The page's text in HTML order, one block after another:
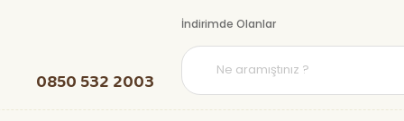
0850 532 2003
İndirimde Olanlar